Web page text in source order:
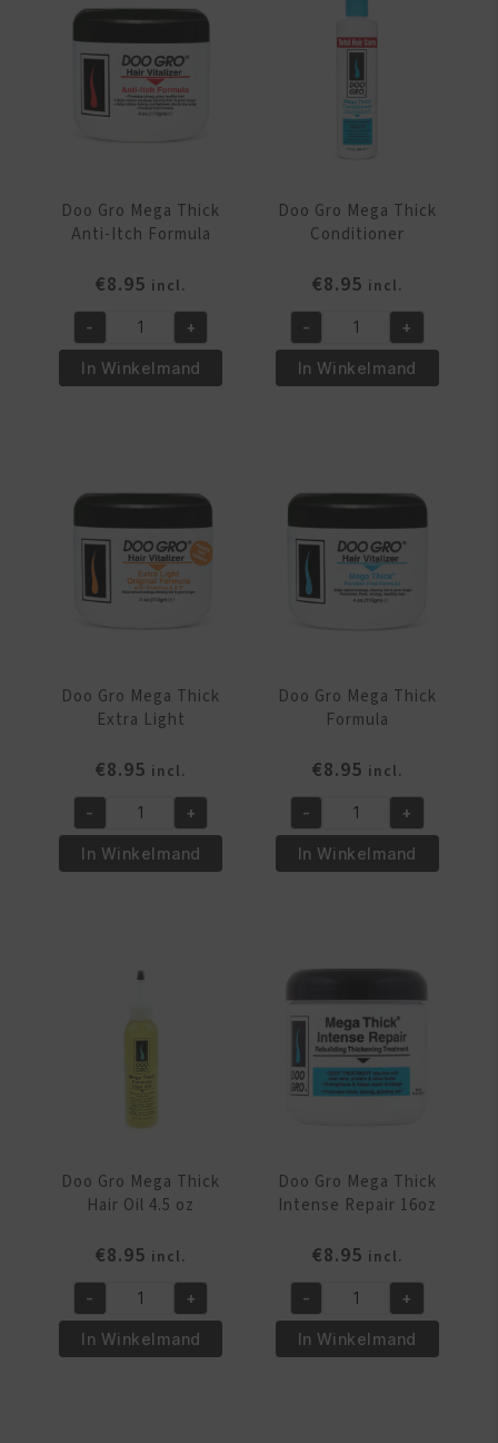
4.5
oz
aantal
aantal
Doo Gro Mega Thick
Anti-Itch Formula
€8.95 incl.
Doo
Gro
Mega
Formula
aantal
- +
In Winkelmand
Doo Gro Mega Thick
Conditioner
€8.95 incl.
Doo
Gro
Mega
- +
In Winkelmand
Doo Gro Mega Thick
Extra Light
€8.95 incl.
Doo
Gro
Mega
- +
In Winkelmand
Doo Gro Mega Thick
Formula
€8.95 incl.
Doo
Gro
Mega
- +
In Winkelmand
Doo Gro Mega Thick
Hair Oil 4.5 oz
€8.95 incl.
Doo
Gro
Mega
- +
In Winkelmand
Doo Gro Mega Thick
Intense Repair 16oz
€8.95 incl.
Doo
Gro
Mega
- +
In Winkelmand